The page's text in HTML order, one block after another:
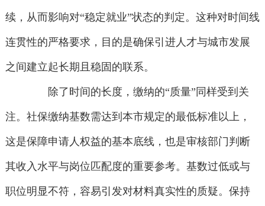
续，从而影响对“稳定就业”状态的判定。这种对时间线
连贯性的严格要求，目的是确保引进人才与城市发展
之间建立起长期且稳固的联系。
除了时间的长度，缴纳的“质量”同样受到关
注。社保缴纳基数需达到本市规定的最低标准以上，
这是保障申请人权益的基本底线，也是审核部门判断
其收入水平与岗位匹配度的重要参考。基数过低或与
职位明显不符，容易引发对材料真实性的质疑。保持